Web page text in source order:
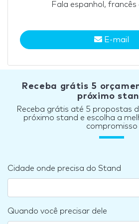
Fala espanhol, francês
E-mail
Receba grátis 5
próximo
Receba grátis até 5 propostas
próximo stand e escolha a
compromisso
Cidade onde precisa do Stand
Quando você precisar dele